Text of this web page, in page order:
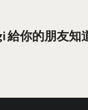
給你的朋友知